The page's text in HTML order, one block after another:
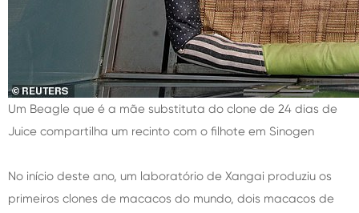
Um Beagle que é a mãe substituta do clone de 24 dias de
Juice compartilha um recinto com o filhote em Sinogen
No início deste ano, um laboratório de Xangai produziu os
primeiros clones de macacos do mundo, dois macacos de